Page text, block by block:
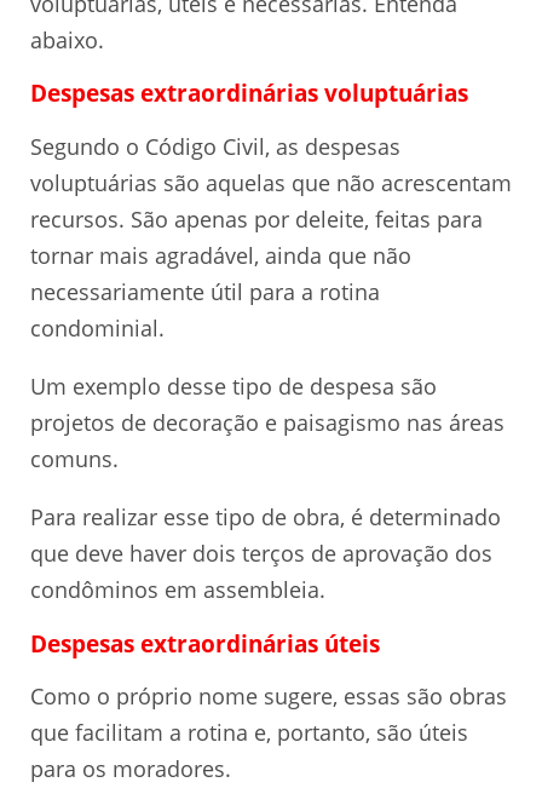
abaixo.
Despesas extraordinárias voluptuárias
Segundo o Código Civil, as despesas
voluptuárias são aquelas que não acrescentam
recursos. São apenas por deleite, feitas para
tornar mais agradável, ainda que não
necessariamente útil para a rotina
condominial.
Um exemplo desse tipo de despesa são
projetos de decoração e paisagismo nas áreas
comuns.
Para realizar esse tipo de obra, é determinado
que deve haver dois terços de aprovação dos
condôminos em assembleia.
Despesas extraordinárias úteis
Como o próprio nome sugere, essas são obras
que facilitam a rotina e, portanto, são úteis
para os moradores.